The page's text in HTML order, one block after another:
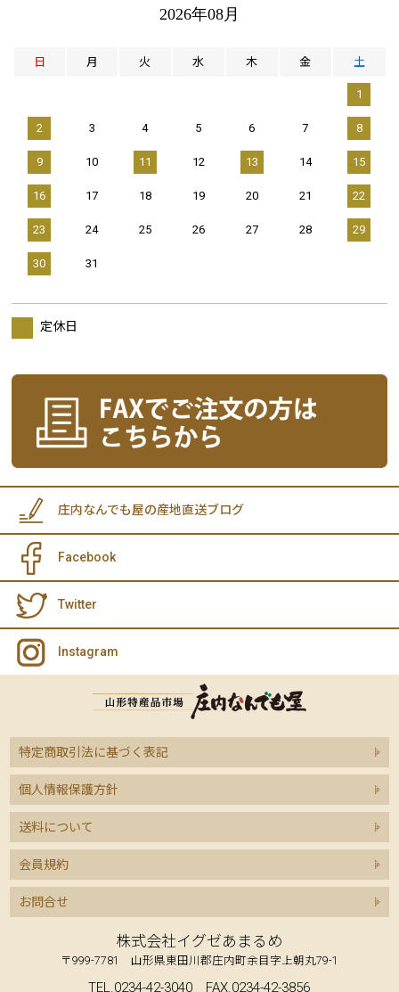
2026年08月
日 月 火 水 木 金 土
1
2 3 4 5 6 7 8
9 10 11 12 13 14 15
16 17 18 19 20 21 22
23 24 25 26 27 28 29
30 31
定休日
庄内なんでも屋の産地直送ブログ
Facebook
Twitter
Instagram
特定商取引法に基づく表記
個人情報保護方針
送料について
会員規約
お問合せ
株式会社イグゼあまるめ
〒999-7781 山形県東田川郡庄内町余目字上朝丸79-1
TEL.0234-42-3040 FAX.0234-42-3856